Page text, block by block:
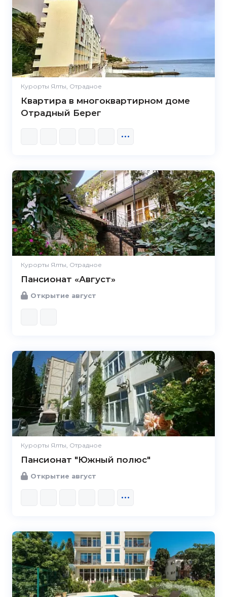
Курорты Ялты, Отрадное
Квартира в многоквартирном доме
Отрадный Берег
Курорты Ялты, Отрадное
Пансионат «Август»
Открытие август
Курорты Ялты, Отрадное
Пансионат "Южный полюс"
Открытие август